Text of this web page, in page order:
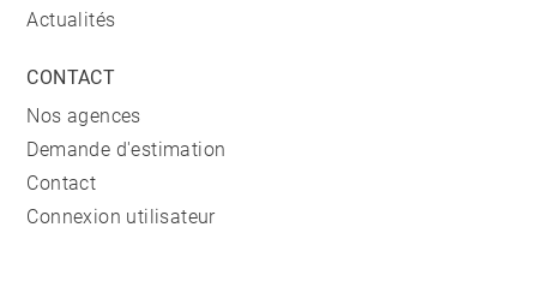
Actualités
CONTACT
Nos agences
Demande d'estimation
Contact
Connexion utilisateur